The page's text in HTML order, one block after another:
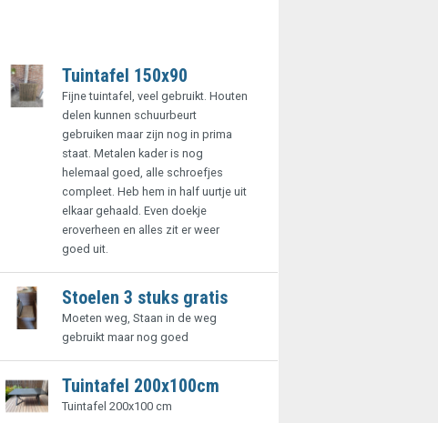
Tuintafel 150x90
Fijne tuintafel, veel gebruikt. Houten
delen kunnen schuurbeurt
gebruiken maar zijn nog in prima
staat. Metalen kader is nog
helemaal goed, alle schroefjes
compleet. Heb hem in half uurtje uit
elkaar gehaald. Even doekje
eroverheen en alles zit er weer
goed uit.
Stoelen 3 stuks gratis
Moeten weg, Staan in de weg
gebruikt maar nog goed
Tuintafel 200x100cm
Tuintafel 200x100 cm